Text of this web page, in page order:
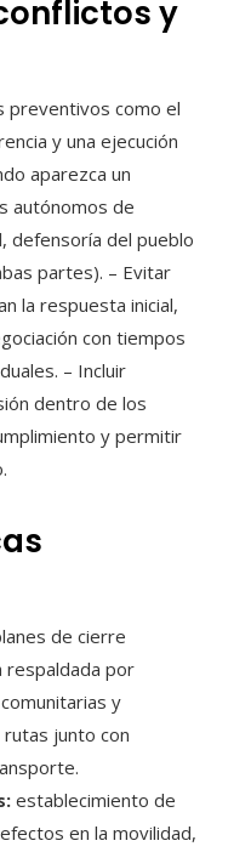
y
preventivos como el
y una ejecución
aparezca un
autónomos de
defensoría del pueblo
partes). – Evitar
la respuesta inicial,
con tiempos
– Incluir
dentro de los
y permitir
de cierre
respaldada por
y
junto con
establecimiento de
en la movilidad,